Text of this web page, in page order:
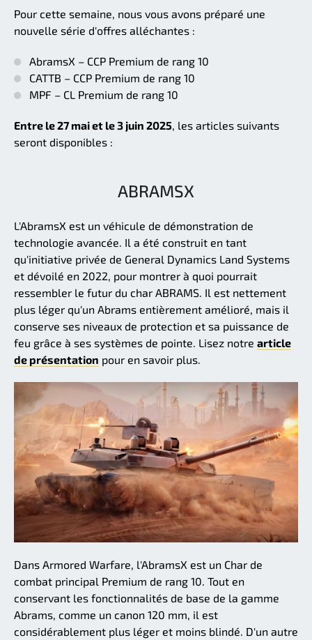
Pour cette semaine, nous vous avons préparé une
nouvelle série d'offres alléchantes :
AbramsX – CCP Premium de rang 10
CATTB – CCP Premium de rang 10
MPF – CL Premium de rang 10
Entre le 27 mai et le 3 juin 2025, les articles suivants
seront disponibles :
ABRAMSX
L'AbramsX est un véhicule de démonstration de
technologie avancée. Il a été construit en tant
qu'initiative privée de General Dynamics Land Systems
et dévoilé en 2022, pour montrer à quoi pourrait
ressembler le futur du char ABRAMS. Il est nettement
plus léger qu'un Abrams entièrement amélioré, mais il
conserve ses niveaux de protection et sa puissance de
feu grâce à ses systèmes de pointe. Lisez notre article
de présentation pour en savoir plus.
Dans Armored Warfare, l'AbramsX est un Char de
combat principal Premium de rang 10. Tout en
conservant les fonctionnalités de base de la gamme
Abrams, comme un canon 120 mm, il est
considérablement plus léger et moins blindé. D'un autre